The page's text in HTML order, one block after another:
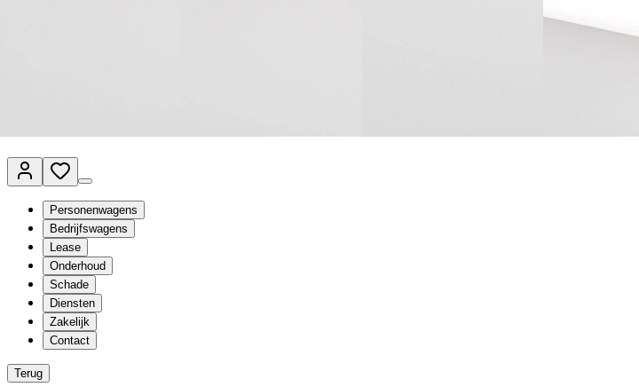
Personenwagens
Bedrijfswagens
Lease
Onderhoud
Schade
Diensten
Zakelijk
Contact
Terug